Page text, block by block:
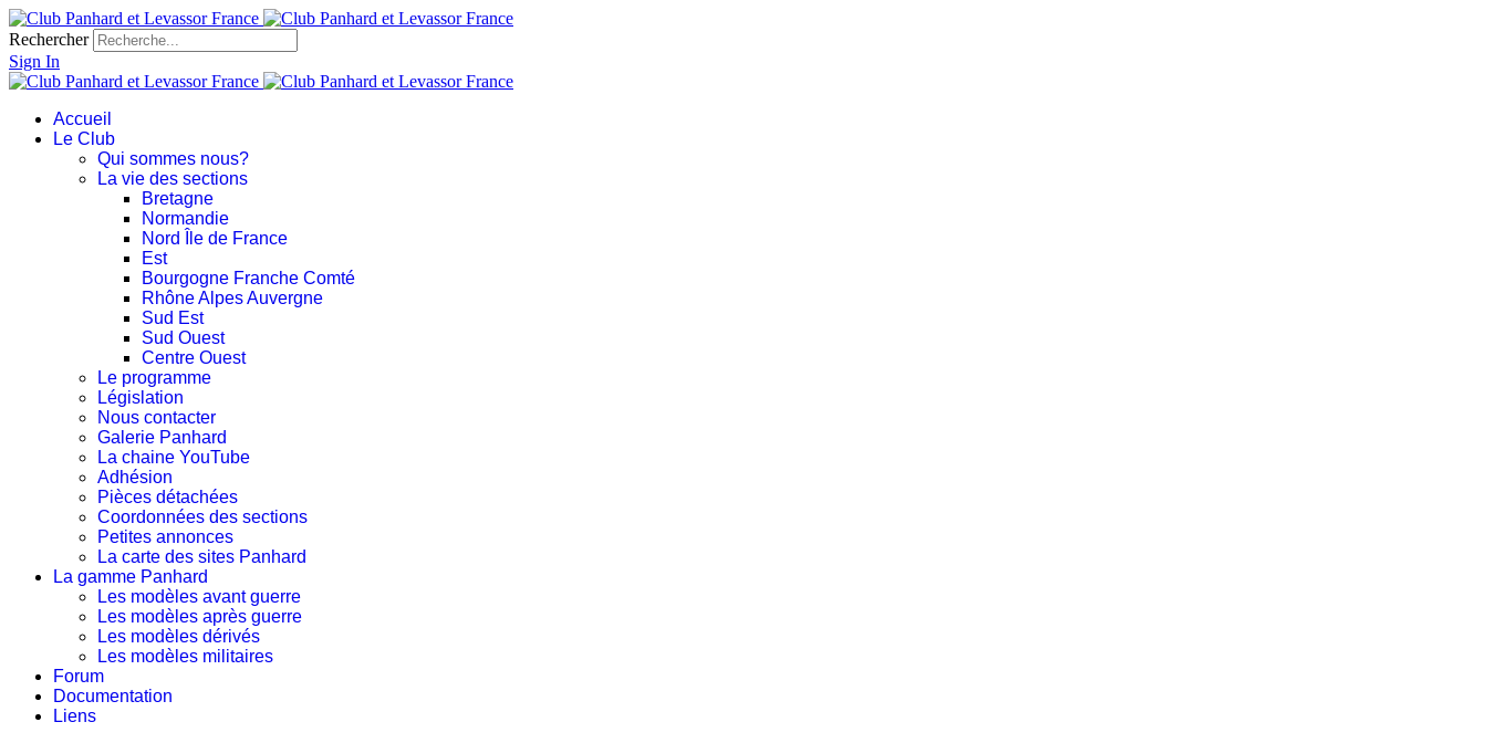
Rechercher
Sign In
Accueil
Le Club
Qui sommes nous?
La vie des sections
Bretagne
Normandie
Nord Île de France
Est
Bourgogne Franche Comté
Rhône Alpes Auvergne
Sud Est
Sud Ouest
Centre Ouest
Le programme
Législation
Nous contacter
Galerie Panhard
La chaine YouTube
Adhésion
Pièces détachées
Coordonnées des sections
Petites annonces
La carte des sites Panhard
La gamme Panhard
Les modèles avant guerre
Les modèles après guerre
Les modèles dérivés
Les modèles militaires
Forum
Documentation
Liens